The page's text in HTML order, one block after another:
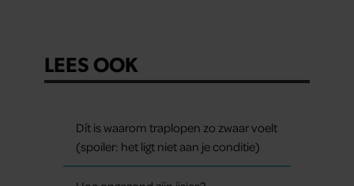
LEES OOK
Dít is waarom traplopen zo zwaar voelt
(spoiler: het ligt niet aan je conditie)